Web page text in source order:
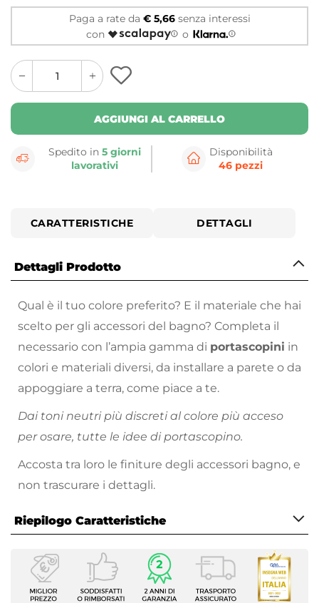
Paga a rate da € 5,66senza interessi
con
o
quantity
button
quantity
minus
button
AGGIUNGI AL CARRELLO
Spedito in5 giorni
lavorativi
Disponibilità
46 pezzi
CARATTERISTICHE DETTAGLI
Dettagli Prodotto
Qual è il tuo colore preferito? E il materiale che hai
scelto per gli accessori del bagno? Completa il
necessario con l’ampia gamma di portascopini in
colori e materiali diversi, da installare a parete o da
appoggiare a terra, come piace a te.
Dai toni neutri più discreti al colore più acceso
per osare, tutte le idee di portascopino.
Accosta tra loro le finiture degli accessori bagno, e
non trascurare i dettagli.
Riepilogo Caratteristiche
Caratteristiche
Tipologia
Portascopino